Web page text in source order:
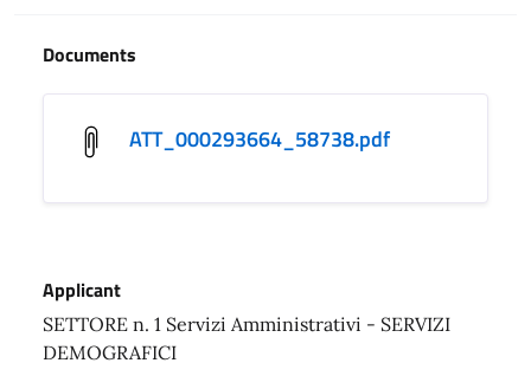
Documents
ATT_000293664_58738.pdf
Applicant
SETTORE n. 1 Servizi Amministrativi - SERVIZI
DEMOGRAFICI